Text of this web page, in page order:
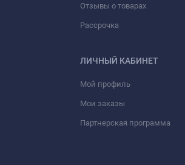
Отзывы о товарах
Рассрочка
ЛИЧНЫЙ КАБИНЕТ
Мой профиль
Мои заказы
Партнерская программа